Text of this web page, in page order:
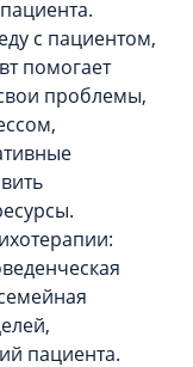
с пациентом,
помогает
проблемы,
пациента.